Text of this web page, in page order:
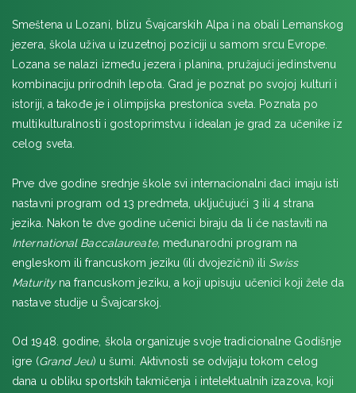
Ecole d’Humanité
LE BOUVERET
LEZEN
Leysin American School
LOZANA
Brillantmont International School
LUCERN
MONTAGNOLA
MONTRE
ROLLE
SENT GALEN
Smeštena u Lozani, blizu Švajcarskih Alpa i na obali Lemanskog
jezera, škola uživa u izuzetnoj poziciji u samom srcu Evrope.
Lozana se nalazi između jezera i planina, pružajući jedinstvenu
kombinaciju prirodnih lepota. Grad je poznat po svojoj kulturi i
istoriji, a takođe je i olimpijska prestonica sveta. Poznata po
multikulturalnosti i gostoprimstvu i idealan je grad za učenike iz
celog sveta.
Prve dve godine srednje škole svi internacionalni đaci imaju isti
nastavni program od 13 predmeta, uključujući 3 ili 4 strana
jezika. Nakon te dve godine učenici biraju da li će nastaviti na
International Baccalaureate, međunarodni program na
engleskom ili francuskom jeziku (ili dvojezični) ili Swiss
Maturity na francuskom jeziku, a koji upisuju učenici koji žele da
nastave studije u Švajcarskoj.
Od 1948. godine, škola organizuje svoje tradicionalne Godišnje
igre (Grand Jeu) u šumi. Aktivnosti se odvijaju tokom celog
dana u obliku sportskih takmičenja i intelektualnih izazova, koji